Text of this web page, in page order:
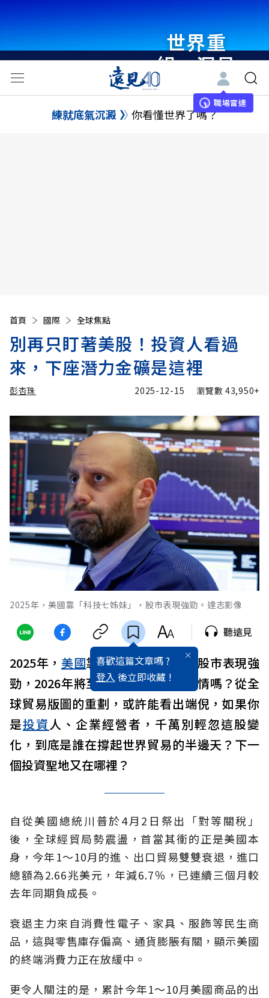
世界重
組・洞見
未來 與
世界領袖
職場雷達
練就底氣沉澱 你看懂世界了嗎？
首頁 國際 全球焦點
別再只盯著美股！投資人看過
來，下座潛力金礦是這裡
彭杏珠 2025-12-15 瀏覽數43,950+
2025年，美國靠「科技七姊妹」，股市表現強勁。達志影像
喜歡這篇文章嗎 ?
登入 後立即收藏 !
聽遠見
2025年， 美國靠「科技七姊妹」，股市表現強
勁，2026年將至，還能延續牛市行情嗎？從全
球貿易版圖的重劃，或許能看出端倪，如果你
是投資人、企業經營者，千萬別輕忽這股變
化，到底是誰在撐起世界貿易的半邊天？下一
個投資聖地又在哪裡？
自從美國總統川普於4月2日祭出「對等關稅」
後，全球經貿局勢震盪，首當其衝的正是美國本
身，今年1〜10月的進、出口貿易雙雙衰退，進口
總額為2.66兆美元，年減6.7％，已連續三個月較
去年同期負成長。
衰退主力來自消費性電子、家具、服飾等民生商
品，這與零售庫存偏高、通貨膨脹有關，顯示美國
的終端消費力正在放緩中。
更令人關注的是，累計今年1〜10月美國商品的出